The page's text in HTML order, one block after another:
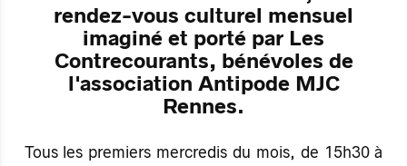
rendez-vous culturel mensuel
imaginé et porté par Les
Contrecourants, bénévoles de
l'association Antipode MJC
Rennes.
Tous les premiers mercredis du mois, de 15h30 à